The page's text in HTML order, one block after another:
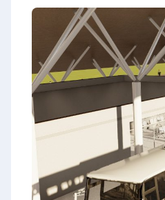
By
Raushan
Design
With
Shroff
Templates